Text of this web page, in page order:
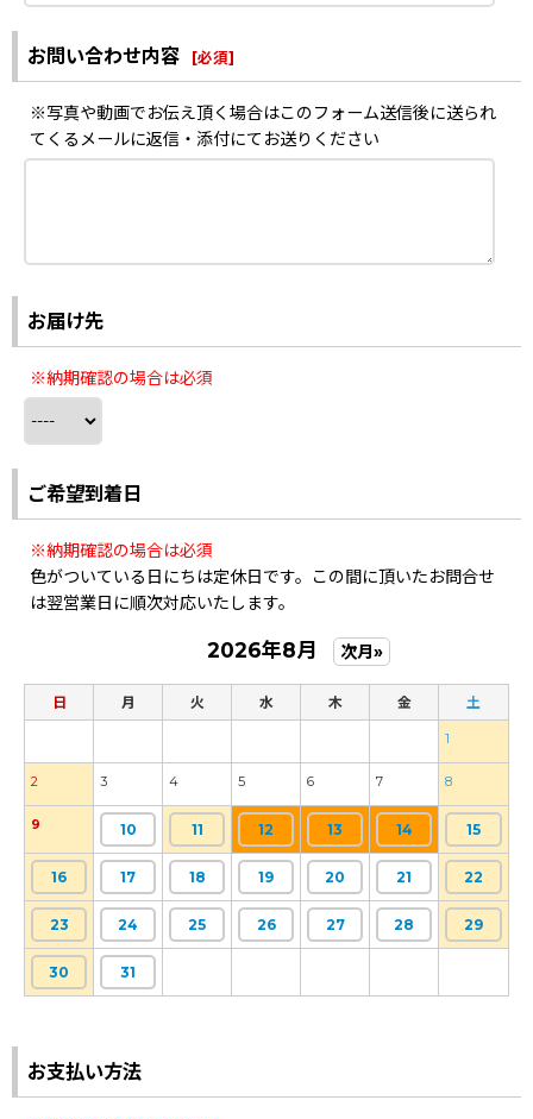
お問い合わせ内容 [必須]
※写真や動画でお伝え頂く場合はこのフォーム送信後に送られ
てくるメールに返信・添付にてお送りください
お届け先
※納期確認の場合は必須
ご希望到着日
※納期確認の場合は必須
色がついている日にちは定休日です。この間に頂いたお問合せ
は翌営業日に順次対応いたします。
2026年8月 次月»
日 月 火 水 木 金 土
1
2 3 4 5 6 7 8
9 10 11 12 13 14 15
16 17 18 19 20 21 22
23 24 25 26 27 28 29
30 31
お支払い方法